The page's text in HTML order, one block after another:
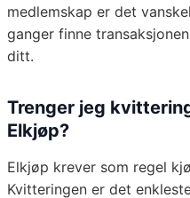
medlemskap er det
ganger finne
ditt.
Trenger jeg
Elkjøp?
Elkjøp krever som regel
Kvitteringen er det